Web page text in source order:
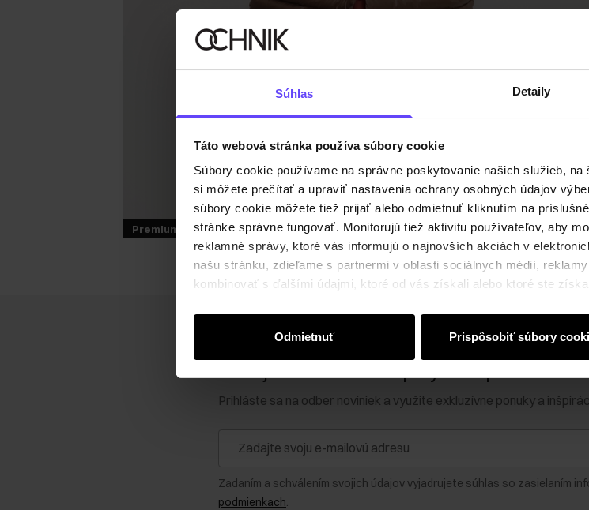
Súhlas Detaily
Táto webová stránka používa súbory cookie
Súbory cookie používame na správne poskytovanie našich služieb,
si môžete prečítať a upraviť nastavenia ochrany osobných údajov
súbory cookie môžete tiež prijať alebo odmietnuť kliknutím na
stránke správne fungovať. Monitorujú tiež aktivitu používateľov, aby
reklamné správy, ktoré vás informujú o najnovších akciách v
našu stránku, zdieľame s partnermi v oblasti sociálnych médií,
kombinovať s ďalšími údajmi, ktoré od vás získali alebo ktoré ste
Odmietnuť Prispôsobiť súbory
Premium
Prihláste sa na odber noviniek a využite exkluzívne ponuky a
Zadaním a schválením svojich údajov vyjadrujete súhlas so zasielaním
podmienkach.